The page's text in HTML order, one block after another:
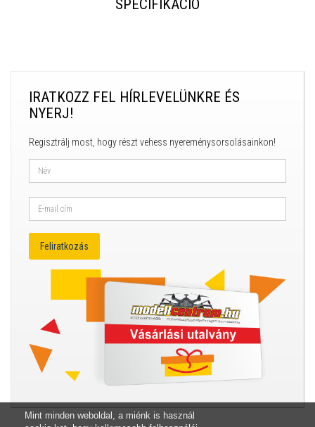
Mint minden weboldal, a miénk is használ
SPECIFIKÁCIÓ
IRATKOZZ FEL HÍRLEVELÜNKRE ÉS
NYERJ!
Regisztrálj most, hogy részt vehess nyereménysorsolásainkon!